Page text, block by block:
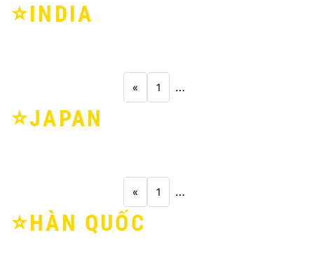
⭐️INDIA
« 1 …
⭐️JAPAN
« 1 …
⭐️HÀN QUỐC